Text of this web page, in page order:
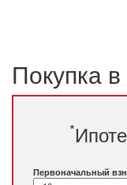
Покупка
*
Первоначальный